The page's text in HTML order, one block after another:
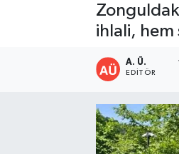
ihlali, hem
A. Ü.
EDITÖR